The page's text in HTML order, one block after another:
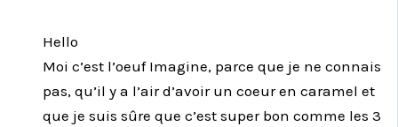
Hello
Moi c’est l’oeuf Imagine, parce que je ne connais
pas, qu’il y a l’air d’avoir un coeur en caramel et
que je suis sûre que c’est super bon comme les 3